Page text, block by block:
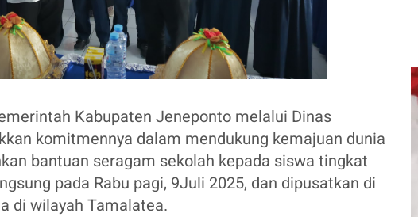
Kabupaten Jeneponto melalui Dinas
komitmennya dalam mendukung kemajuan dunia
bantuan seragam sekolah kepada siswa tingkat
pada Rabu pagi, 9Juli 2025, dan dipusatkan di
di wilayah Tamalatea.